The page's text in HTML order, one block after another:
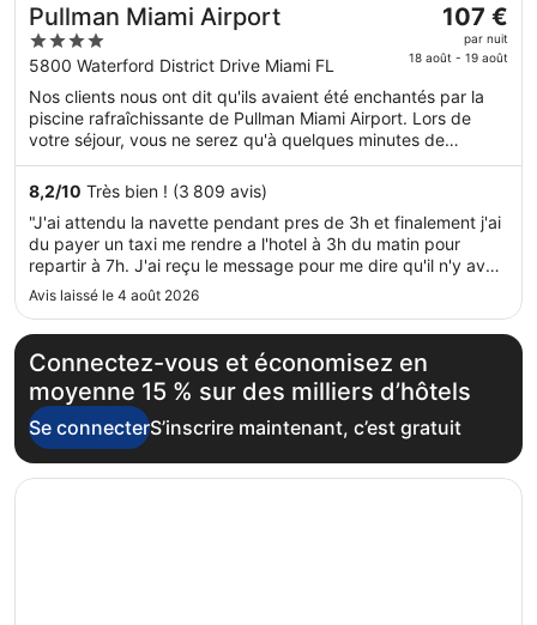
Pullman Miami Airport
4
out
of
5
5800 Waterford District Drive Miami FL
Le
prix
est
de 107 €
par
nuit
août.
107 €
par nuit
18 août - 19 août
Nos clients nous ont dit qu'ils avaient été enchantés par la
piscine rafraîchissante de Pullman Miami Airport. Lors de
votre séjour, vous ne serez qu'à quelques minutes de
marche de Parc de bureaux Waterford at Blue Lagoon.
L'accès Wi-Fi à Internet gratuit, une navette gratuite vers et
depuis l'aéroport et une piscine extérieure sont disponibles.
8,2/10 Très bien ! (3 809 avis)
"J'ai attendu la navette pendant pres de 3h et finalement j'ai
du payer un taxi me rendre a l'hotel à 3h du matin pour
repartir à 7h. J'ai reçu le message pour me dire qu'il n'y avait
plus de bus à partir de minuit 9h après mon depart, à
Avis laissé le 4 août 2026
Connectez-vous et économisez en
moyenne 15 % sur des milliers d’hôtels
Se connecterS’inscrire maintenant, c’est gratuit
S’ouvre dans une nouvelle fenêtre
Holiday Inn Miami - International Airport by IHG